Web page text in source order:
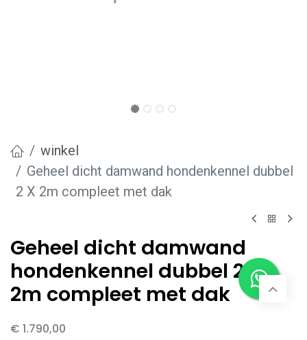
winkel
Geheel dicht damwand hondenkennel dubbel
2 X 2m compleet met dak
Geheel dicht damwand
hondenkennel dubbel 2 X
2m compleet met dak
€ 1.790,00